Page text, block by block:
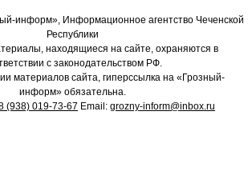
информ», Информационное агентство Чеченской
Республики
находящиеся на сайте, охраняются в
с законодательством РФ.
материалов сайта, гиперссылка на «Грозный-
информ» обязательна.
(938) 019-73-67 Email: grozny-inform@inbox.ru